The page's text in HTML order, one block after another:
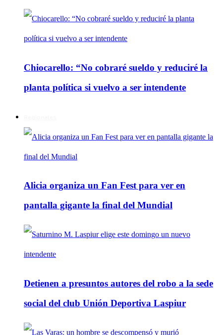
Chiocarello: “No cobraré sueldo y reduciré la
planta política si vuelvo a ser intendente
Alicia organiza un Fan Fest para ver en
pantalla gigante la final del Mundial
Detienen a presuntos autores del robo a la sede
social del club Unión Deportiva Laspiur